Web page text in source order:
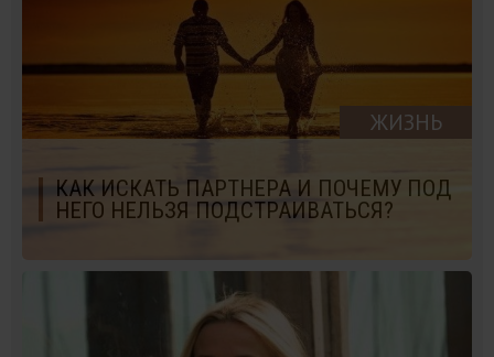
ЖИЗНЬ
КАК ИСКАТЬ ПАРТНЕРА И ПОЧЕМУ ПОД
НЕГО НЕЛЬЗЯ ПОДСТРАИВАТЬСЯ?